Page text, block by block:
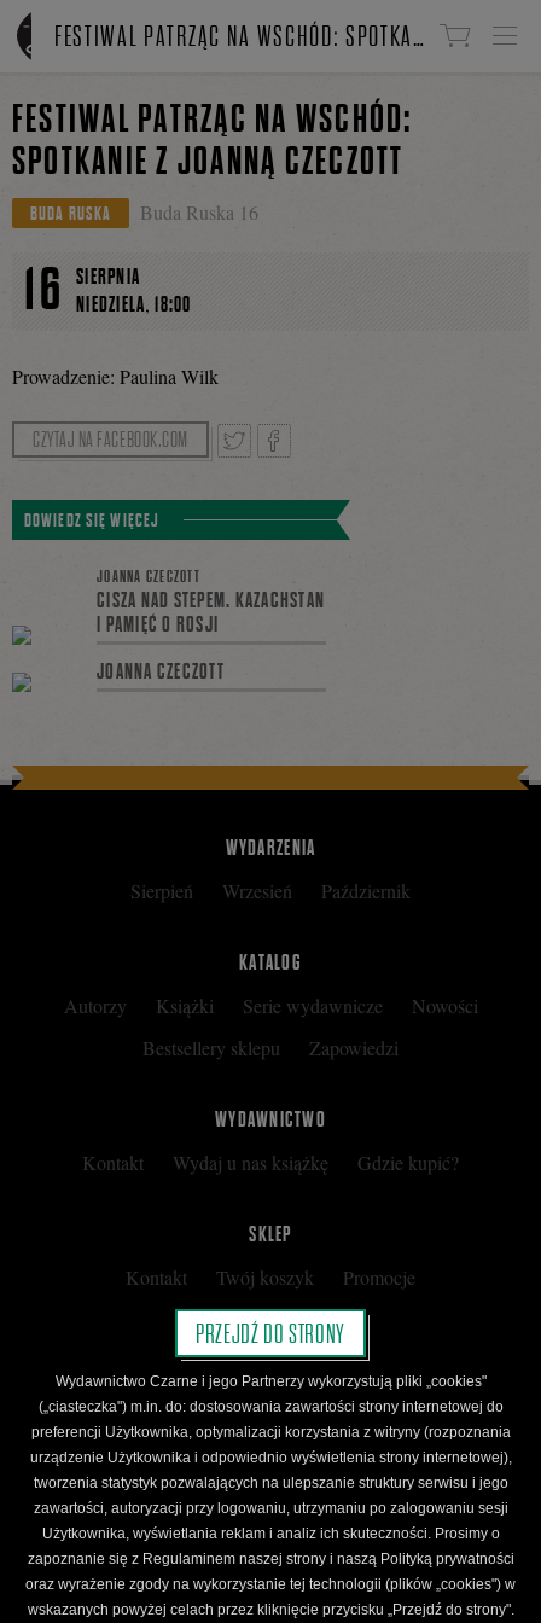
Linki do przejścia
FESTIWAL PATRZĄC NA WSCHÓD: SPOTKANIE Z JOANNĄ CZECZOTT
FESTIWAL PATRZĄC NA WSCHÓD:
SPOTKANIE Z JOANNĄ CZECZOTT
BUDA RUSKA Buda Ruska 16
16
SIERPNIA
NIEDZIELA,18:00
Prowadzenie: Paulina Wilk
CZYTAJ NA FACEBOOK.COM
TweetnijPodziel
się
Facebooku
DOWIEDZ SIĘ WIĘCEJ
JOANNA CZECZOTT
CISZA NAD STEPEM. KAZACHSTAN
I PAMIĘĆ O ROSJI
JOANNA CZECZOTT
WYDARZENIA
Sierpień Wrzesień Październik
KATALOG
Autorzy Książki Serie wydawnicze
Nowości
Bestsellery sklepu
Zapowiedzi
WYDAWNICTWO
Kontakt Wydaj u nas książkę Gdzie kupić?
SKLEP
Kontakt Twój koszyk
Promocje
Kup kartę podarunkową
Nota prawna
Regulamin
Polityka prywatności
Regulamin Klubu Czarnego
Regulamin Karty Podarunkowej
ŚLEDŹ CZARNE
Facebook YouTube Instagram Newsletter
PRZEJDŹ DO STRONY
Wydawnictwo Czarne i jego Partnerzy wykorzystują pliki „cookies"
(„ciasteczka") m.in. do: dostosowania zawartości strony internetowej do
preferencji Użytkownika, optymalizacji korzystania z witryny (rozpoznania
urządzenie Użytkownika i odpowiednio wyświetlenia strony internetowej),
tworzenia statystyk pozwalających na ulepszanie struktury serwisu i jego
zawartości, autoryzacji przy logowaniu, utrzymaniu po zalogowaniu sesji
Użytkownika, wyświetlania reklam i analiz ich skuteczności. Prosimy o
zapoznanie się z Regulaminem naszej strony i naszą Polityką prywatności
oraz wyrażenie zgody na wykorzystanie tej technologii (plików „cookies") w
wskazanych powyżej celach przez kliknięcie przycisku „Przejdź do strony".